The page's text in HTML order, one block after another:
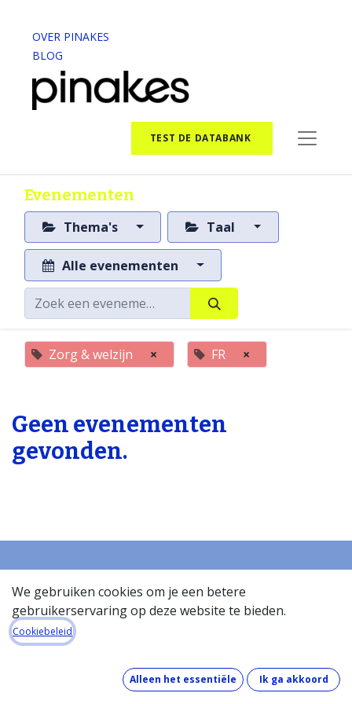
OVER PINAKES
BLOG
TEST DE DATABANK
Evenementen
Thema's Taal
Alle evenementen
Zorg & welzijn × FR ×
Geen evenementen
gevonden.
Startpagina
Over de databank
Wat kost de databank?
Wat zit er in de databank?
Hoe houden we onze gegevens up-to-date?
We gebruiken cookies om je een betere
gebruikerservaring op deze website te bieden.
Cookiebeleid
Alleen het essentiële Ik ga akkoord